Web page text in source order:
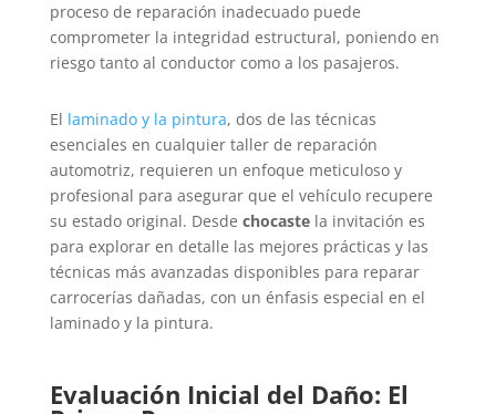
proceso de reparación inadecuado puede
comprometer la integridad estructural, poniendo en
riesgo tanto al conductor como a los pasajeros.
El laminado y la pintura, dos de las técnicas
esenciales en cualquier taller de reparación
automotriz, requieren un enfoque meticuloso y
profesional para asegurar que el vehículo recupere
su estado original. Desde chocastela invitación es
para explorar en detalle las mejores prácticas y las
técnicas más avanzadas disponibles para reparar
carrocerías dañadas, con un énfasis especial en el
laminado y la pintura.
Evaluación Inicial del Daño: El